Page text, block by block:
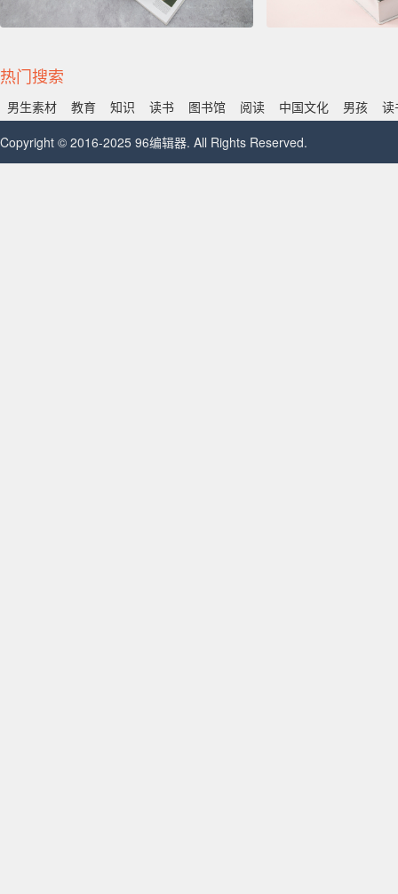
热门搜索
男生素材 教育 知识 读书 图书馆 阅读 中国文化 男孩
读
Copyright © 2016-2025 96编辑器. All Rights Reserved.